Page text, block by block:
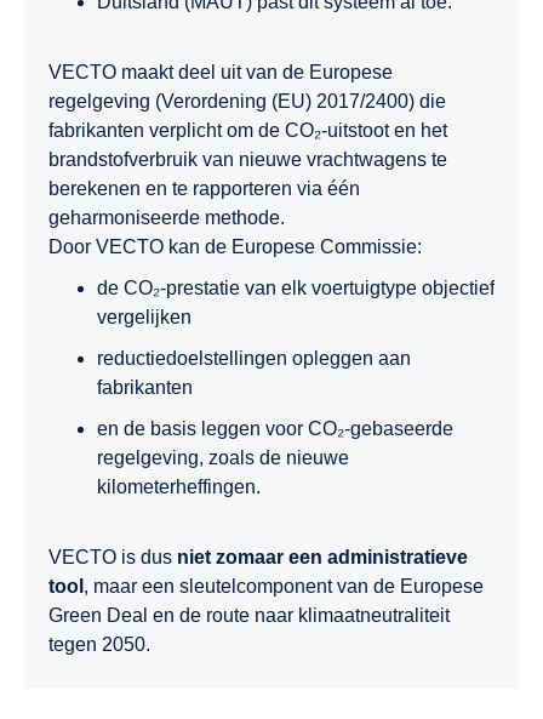
VECTO maakt deel uit van de Europese
regelgeving (Verordening (EU) 2017/2400) die
fabrikanten verplicht om de CO₂-uitstoot en het
brandstofverbruik van nieuwe vrachtwagens te
berekenen en te rapporteren via één
geharmoniseerde methode.
Door VECTO kan de Europese Commissie:
de CO₂-prestatie van elk voertuigtype objectief
vergelijken
reductiedoelstellingen opleggen aan
fabrikanten
en de basis leggen voor CO₂-gebaseerde
regelgeving, zoals de nieuwe
kilometerheffingen.
VECTO is dus niet zomaar een administratieve
tool , maar een sleutelcomponent van de Europese
Green Deal en de route naar klimaatneutraliteit
tegen 2050.